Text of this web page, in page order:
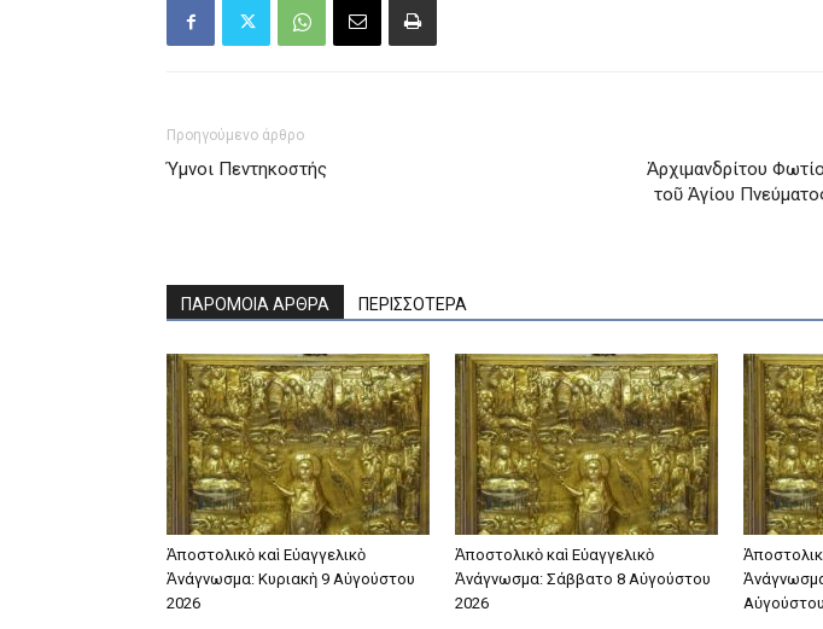
Προηγούμενο άρθρο
Ύμνοι Πεντηκοστής
Ἀρχιμανδρίτου
τοῦ Ἁγίου
ΠΑΡΟΜΟΙΑ ΑΡΘΡΑ ΠΕΡΙΣΣΟΤΕΡΑ
Ἀποστολικὸ καὶ Εὐαγγελικὸ
Ἀνάγνωσμα: Κυριακὴ 9 Αὐγούστου
2026
Ἀποστολικὸ καὶ Εὐαγγελικὸ
Ἀνάγνωσμα: Σάββατο 8 Αὐγούστου
2026